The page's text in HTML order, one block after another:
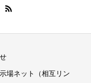
場ネット（相互リン